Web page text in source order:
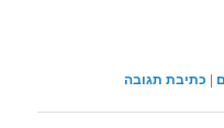
| כתיבת תגובה